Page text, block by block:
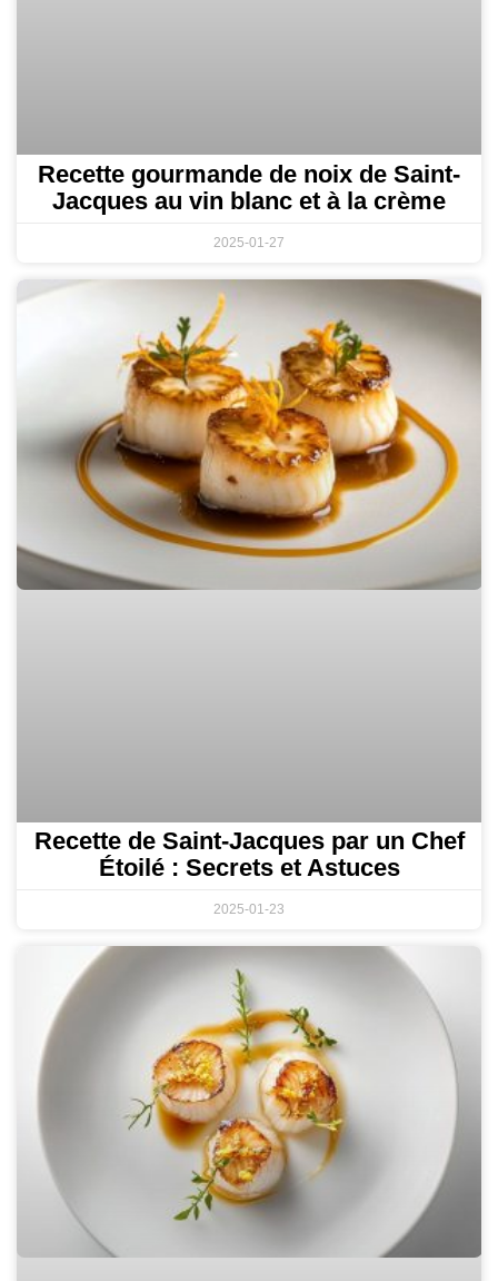
Recette gourmande de noix de Saint-
Jacques au vin blanc et à la crème
2025-01-27
Recette de Saint-Jacques par un Chef
Étoilé : Secrets et Astuces
2025-01-23